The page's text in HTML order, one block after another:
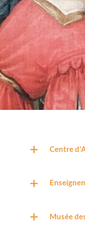
Centre
Musée